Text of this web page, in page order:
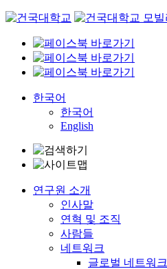
Skip
content
한국어
한국어
English
연구원 소개
인사말
연혁 및 조직
사람들
네트워크
글로벌 네트워크